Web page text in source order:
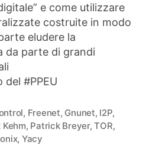
e come utilizzare
costruite in modo
eludere la
da parte di grandi
del #PPEU
, Freenet, Gnunet, I2P,
Kehm, Patrick Breyer,TOR,
, Yacy